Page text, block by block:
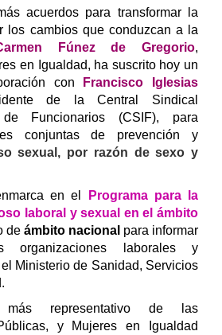
acuerdos para transformar la
los cambios que conduzcan a la
Fúnez de Gregorio,
en Igualdad, ha suscrito hoy un
con
Francisco Iglesias
de la Central Sindical
Funcionarios (CSIF), para
conjuntas de prevención y
sexual, por razón de sexo y
en el
Programa para la
laboral y sexual en el ámbito
de ámbito nacional para informar
laborales y
Ministerio de Sanidad, Servicios
.
más representativo de las
y Mujeres en Igualdad